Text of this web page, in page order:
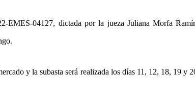
EMES-04127, dictada por la jueza Juliana Morfa
y la subasta será realizada los días 11, 12, 18, 19 y